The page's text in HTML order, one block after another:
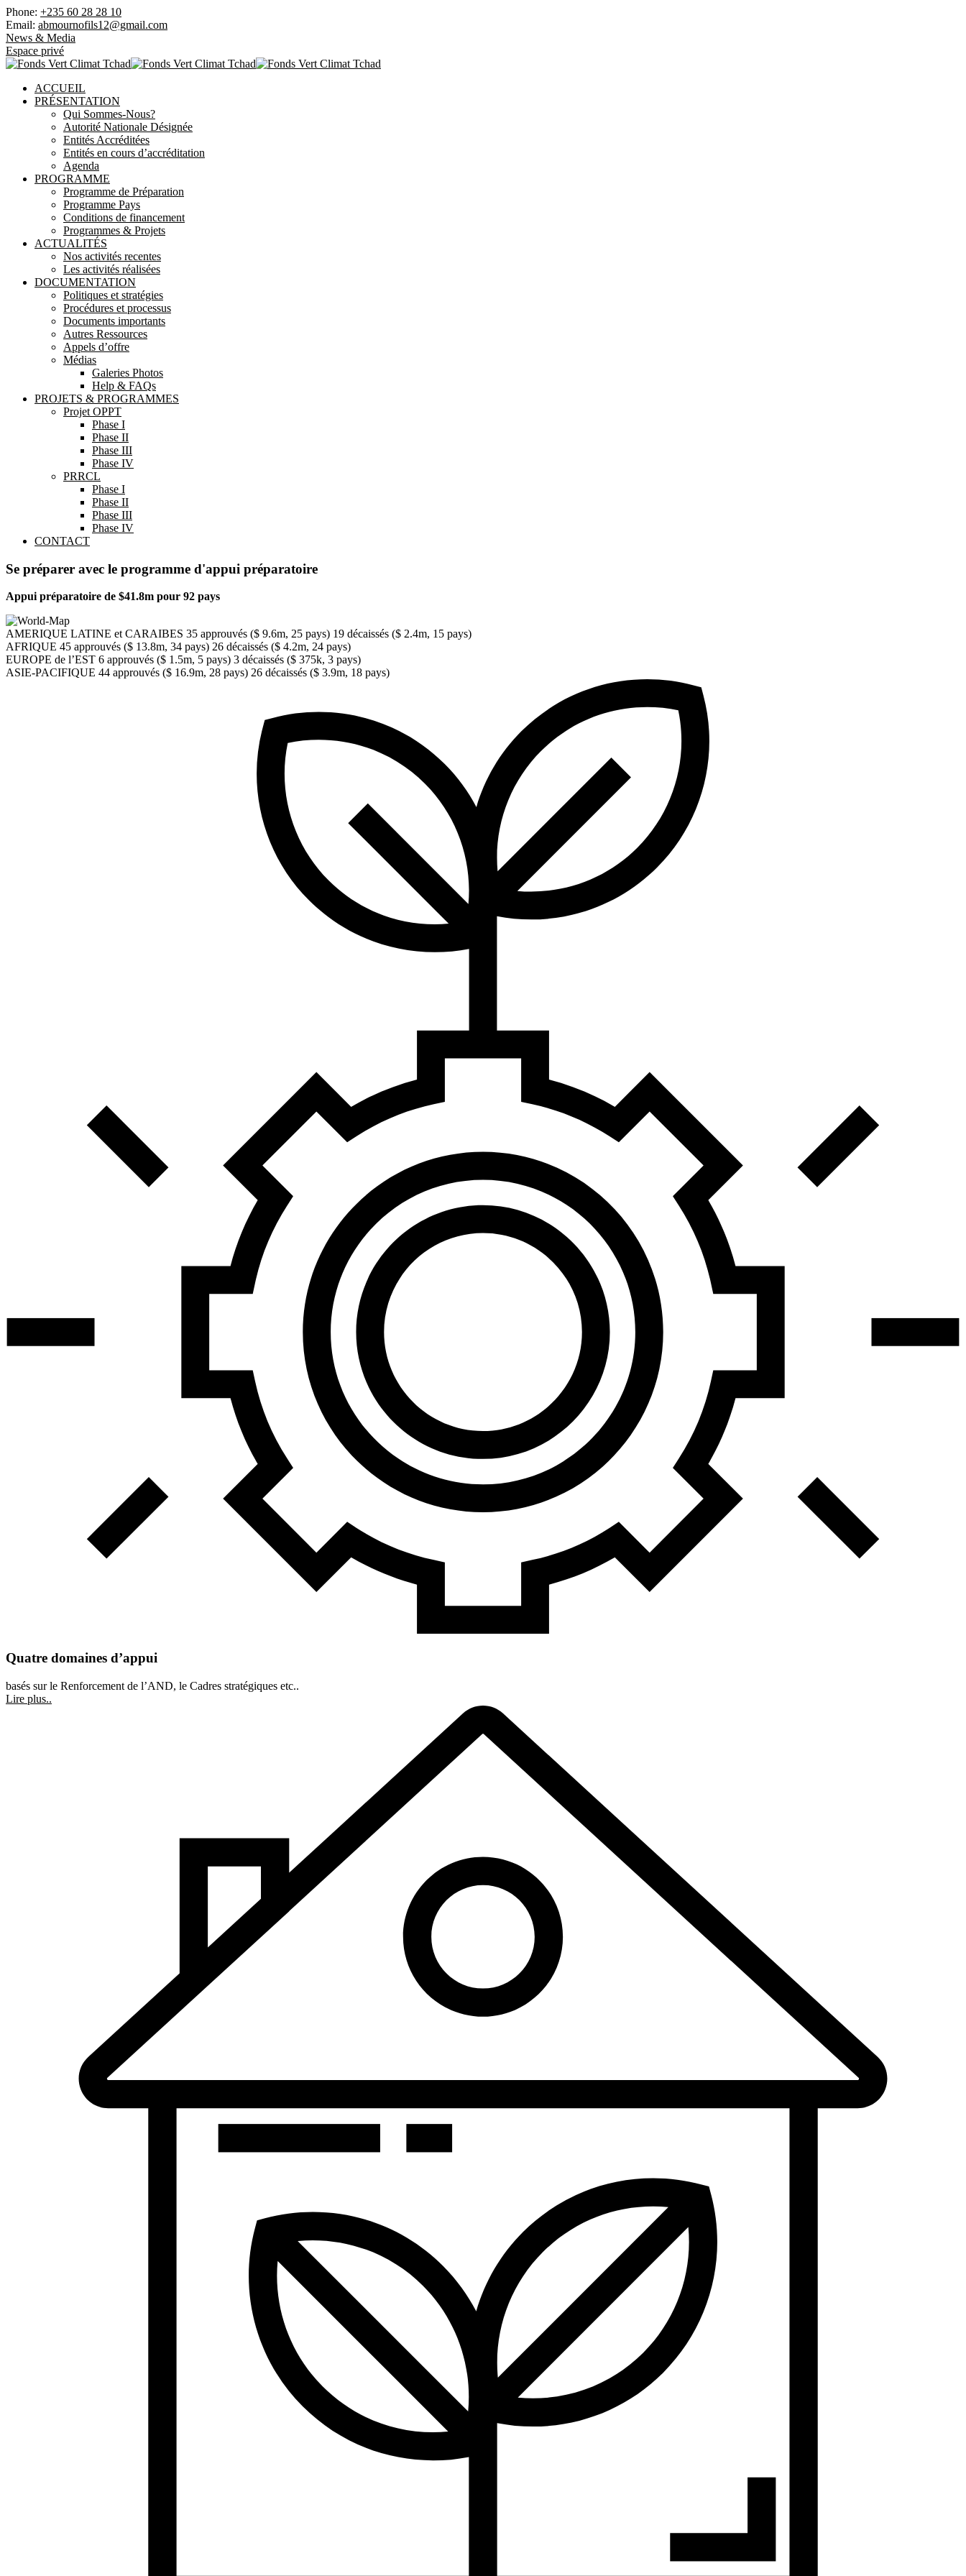
Phone: +235 60 28 28 10
Email: abmournofils12@gmail.com
News & Media
Espace privé
ACCUEIL
PRÉSENTATION
Qui Sommes-Nous?
Autorité Nationale Désignée
Entités Accréditées
Entités en cours d’accréditation
Agenda
PROGRAMME
Programme de Préparation
Programme Pays
Conditions de financement
Programmes & Projets
ACTUALITÉS
Nos activités recentes
Les activités réalisées
DOCUMENTATION
Politiques et stratégies
Procédures et processus
Documents importants
Autres Ressources
Appels d’offre
Médias
Galeries Photos
Help & FAQs
PROJETS & PROGRAMMES
Projet OPPT
Phase I
Phase II
Phase III
Phase IV
PRRCL
Phase I
Phase II
Phase III
Phase IV
CONTACT
Se préparer avec le programme d'appui préparatoire
Appui préparatoire de $41.8m pour 92 pays
AMERIQUE LATINE et CARAIBES 35 approuvés ($ 9.6m, 25 pays) 19 décaissés ($ 2.4m, 15 pays)
AFRIQUE 45 approuvés ($ 13.8m, 34 pays) 26 décaissés ($ 4.2m, 24 pays)
EUROPE de l’EST 6 approuvés ($ 1.5m, 5 pays) 3 décaissés ($ 375k, 3 pays)
ASIE-PACIFIQUE 44 approuvés ($ 16.9m, 28 pays) 26 décaissés ($ 3.9m, 18 pays)
Quatre domaines d’appui
basés sur le Renforcement de l’AND, le Cadres stratégiques etc..
Lire plus..